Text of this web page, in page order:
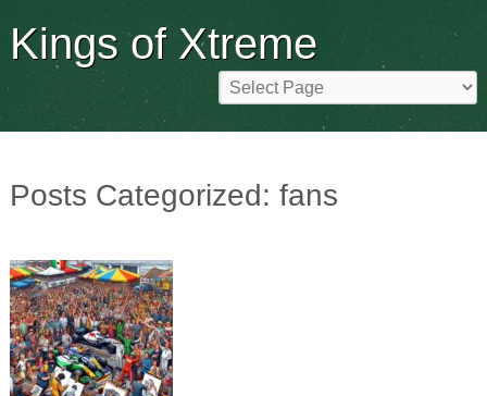
Kings of Xtreme
Posts Categorized: fans